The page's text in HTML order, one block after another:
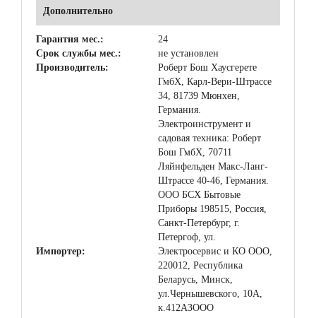
Дополнительно
Гарантия мес.:
24
Срок службы мес.:
не установлен
Производитель:
Роберт Бош Хаусгерете
ГмбХ, Карл-Вери-Штрассе
34, 81739 Мюнхен,
Германия.
Электроинструмент и
садовая техника: Роберт
Бош ГмбХ, 70711
Ляйнфельден Макс-Ланг-
Штрассе 40-46, Германия.
ООО БСХ Бытовые
Приборы 198515, Россия,
Санкт-Петербург, г.
Петергоф, ул.
Импортер:
Электросервис и КО ООО,
220012, Республика
Беларусь, Минск,
ул.Чернышевского, 10А,
к.412АЗООО